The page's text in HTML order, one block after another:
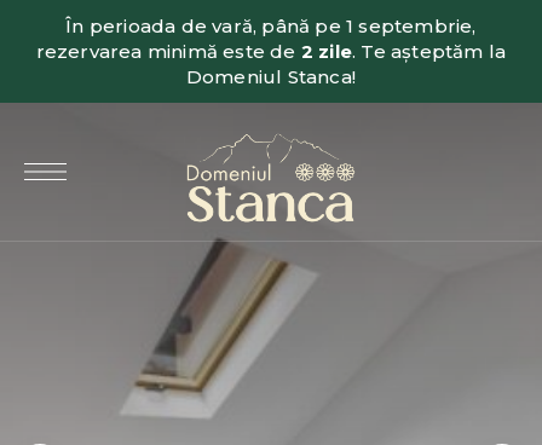
În perioada de vară, până pe 1 septembrie,
rezervarea minimă este de 2 zile. Te așteptăm la
Domeniul Stanca!